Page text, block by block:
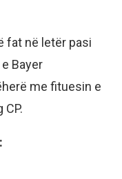
fat në letër pasi
Bayer
me fituesin e